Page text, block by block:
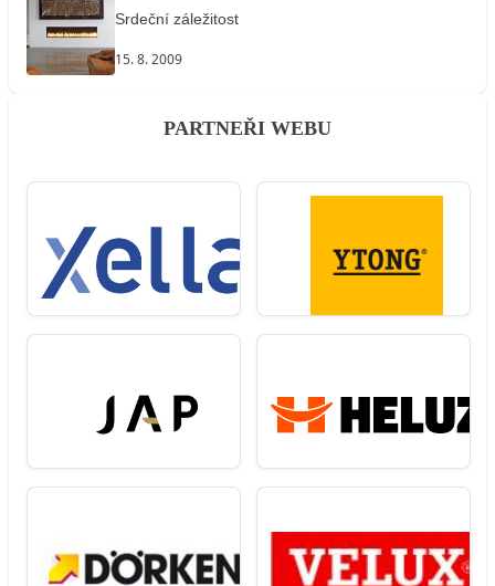
Srdeční záležitost
15. 8. 2009
PARTNEŘI WEBU